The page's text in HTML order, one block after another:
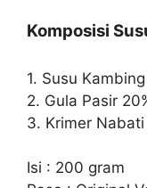
Komposisi
1. Susu
2. Gula Pasir
3. Krimer Nabati
Isi : 200 gram